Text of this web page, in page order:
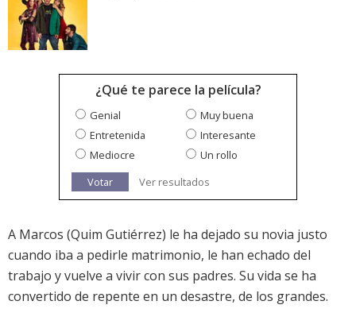
¿Qué te parece la película?
Genial
Muy buena
Entretenida
Interesante
Mediocre
Un rollo
Votar
Ver resultados
A Marcos (Quim Gutiérrez) le ha dejado su novia justo
cuando iba a pedirle matrimonio, le han echado del
trabajo y vuelve a vivir con sus padres. Su vida se ha
convertido de repente en un desastre, de los grandes.